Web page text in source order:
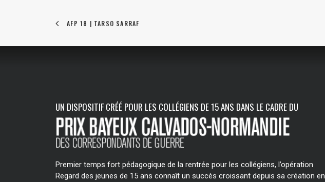
AFP 18 | TARSO SARRAF
UN DISPOSITIF CRÉÉ POUR LES COLLÉGIENS DE 15 ANS DANS LE CADRE DU
Premier temps fort pédagogique de la rentrée pour les collégiens, l’opération
Regard des jeunes de 15 ans connaît un succès croissant depuis sa création en